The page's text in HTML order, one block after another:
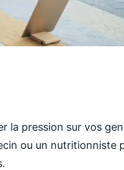
la pression sur vos
ou un nutritionniste